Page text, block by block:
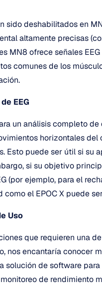
sido deshabilitados en
altamente precisas
MN8 ofrece señales
comunes de los
EEG
un análisis completo
horizontales
Esto puede ser útil si su
si su objetivo
(por ejemplo, para el
el EPOC X puede
Uso
que requieren una
nos encantaría conocer
solución de software
de rendimiento